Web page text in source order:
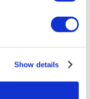
Show details